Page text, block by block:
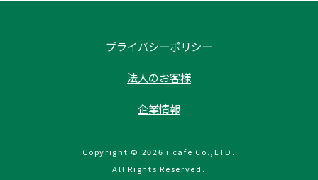
プライバシーポリシー
法人のお客様
企業情報
Copyright © 2026 i cafe Co.,LTD.
All Rights Reserved.